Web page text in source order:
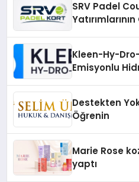
SRV Padel
Kleen-Hy-
Emisyonlu
Destekten
Öğrenin
Marie Rose
yaptı